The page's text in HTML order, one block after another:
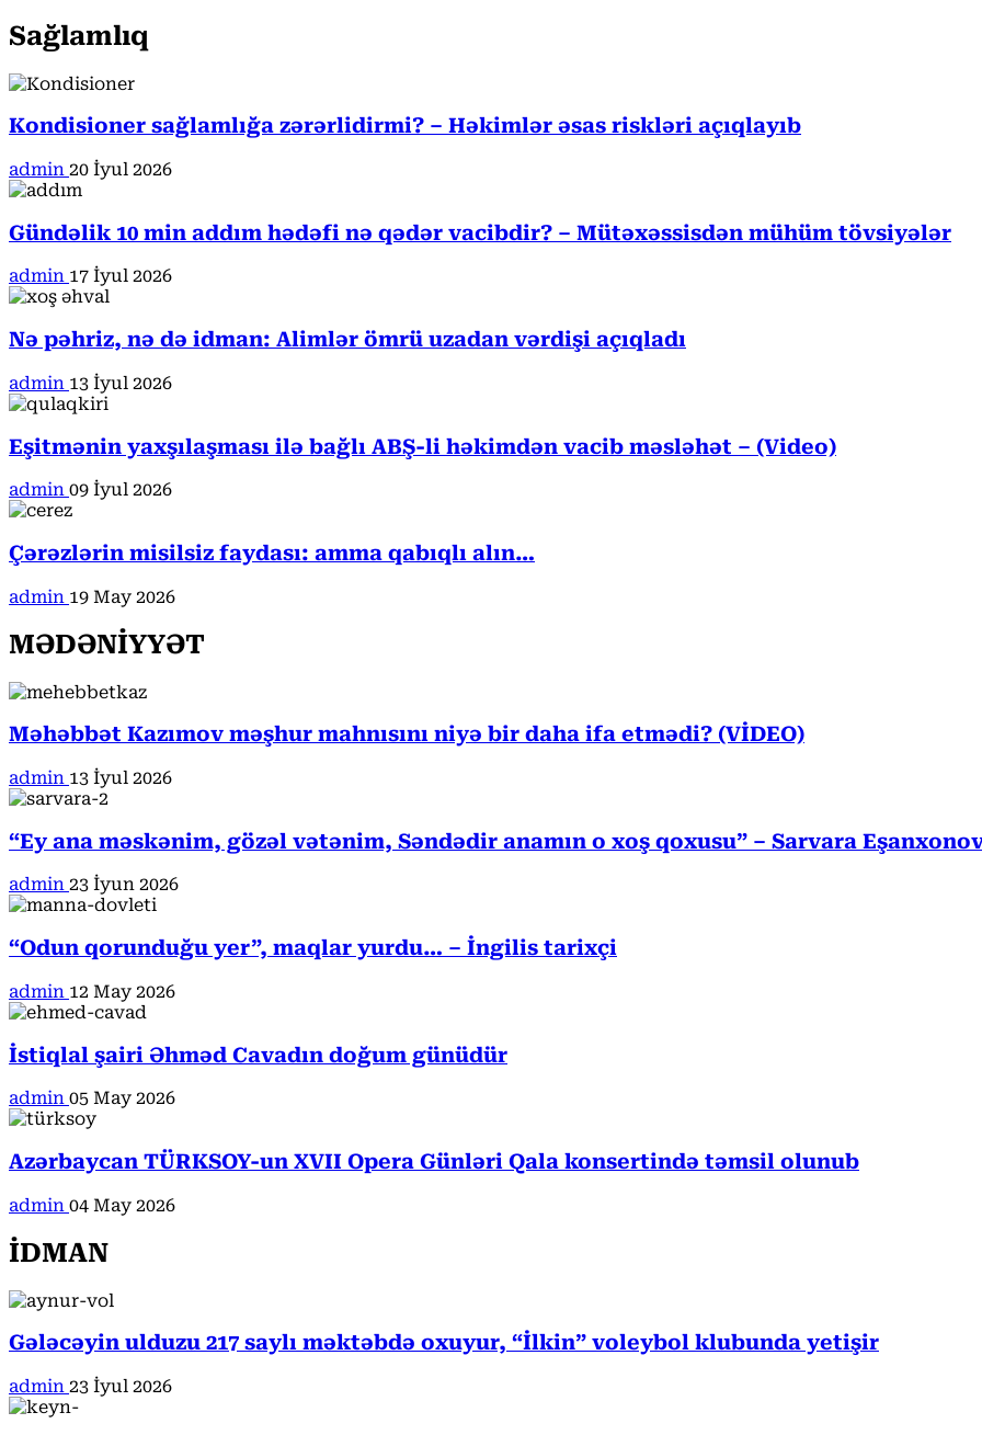
Sağlamlıq
Kondisioner sağlamlığa zərərlidirmi? – Həkimlər əsas riskləri açıqlayıb
admin 20 İyul 2026
Gündəlik 10 min addım hədəfi nə qədər vacibdir? – Mütəxəssisdən mühüm tövsiyələr
admin 17 İyul 2026
Nə pəhriz, nə də idman: Alimlər ömrü uzadan vərdişi açıqladı
admin 13 İyul 2026
Eşitmənin yaxşılaşması ilə bağlı ABŞ-li həkimdən vacib məsləhət – (Video)
admin 09 İyul 2026
Çərəzlərin misilsiz faydası: amma qabıqlı alın…
admin 19 May 2026
MƏDƏNİYYƏT
Məhəbbət Kazımov məşhur mahnısını niyə bir daha ifa etmədi? (VİDEO)
admin 13 İyul 2026
“Ey ana məskənim, gözəl vətənim, Səndədir anamın o xoş qoxusu” – Sarvara
admin 23 İyun 2026
“Odun qorunduğu yer”, maqlar yurdu… – İngilis tarixçi
admin 12 May 2026
İstiqlal şairi Əhməd Cavadın doğum günüdür
admin 05 May 2026
Azərbaycan TÜRKSOY-un XVII Opera Günləri Qala konsertində təmsil olunub
admin 04 May 2026
İDMAN
Gələcəyin ulduzu 217 saylı məktəbdə oxuyur, “İlkin” voleybol klubunda yetişir
admin 23 İyul 2026